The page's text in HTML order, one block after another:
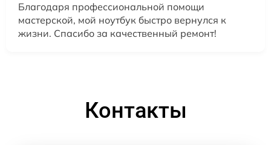
Благодаря профессиональной помощи
мастерской, мой ноутбук быстро вернулся к
жизни. Спасибо за качественный ремонт!
Контакты